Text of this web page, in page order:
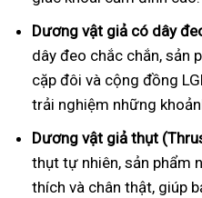
Dương vật giả có dây
dây đeo chắc chắn, sản
cặp đôi và cộng đồng
trải nghiệm những
Dương vật giả thụt
thụt tự nhiên, sản phẩm
thích và chân thật, giúp